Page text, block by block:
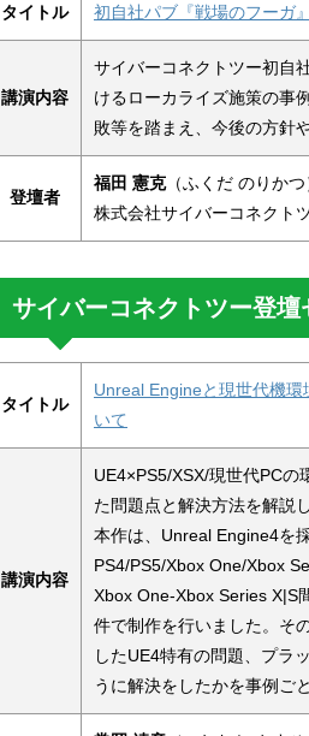
タイトル 初自社パブ『戦場のフーガ
講演内容
サイバーコネクトツー初自
けるローカライズ施策の事
敗等を踏まえ、今後の方針
登壇者
福田 憲克（ふくだ のりかつ
株式会社サイバーコネクト
サイバーコネクトツー登
タイトル
Unreal Engineと現世代機
いて
講演内容
UE4×PS5/XSX/現世代PCの
た問題点と解決方法を解説し
本作は、Unreal Engine4を
PS4/PS5/Xbox One/Xbox
Xbox One-Xbox Series X|S
件で制作を行いました。そ
したUE4特有の問題、プラ
うに解決をしたかを事例ご